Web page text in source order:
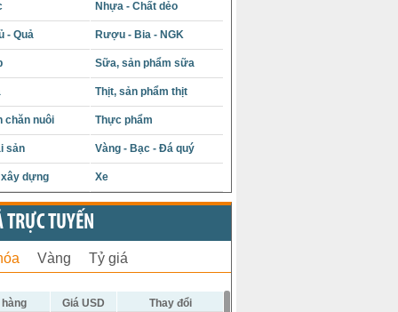
Nhựa - Chất dẻo
- Quả Rượu - Bia - NGK
Sữa, sản phẩm sữa
Thịt, sản phẩm thịt
chăn nuôi Thực phẩm
sản Vàng - Bạc - Đá quý
dựng Xe
TRỰC TUYẾN
Vàng Tỷ giá
Giá USD
Thay đổi